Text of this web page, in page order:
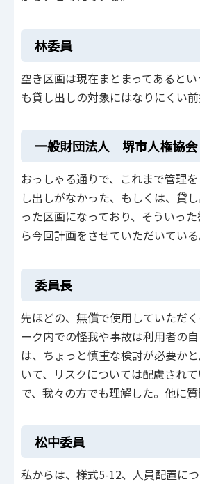
林委員
空き区画は現在まとまってあると
も貸し出しの対象にはなりにくい前
一般財団法人 堺市人権協会
おっしゃる通りで、これまで管理
し出しがなかった、もしくは、貸
った区画になっており、そういっ
ら今回計画をさせていただいている
委員長
先ほどの、無償で使用していただ
ーク内での怪我や事故は利用者の
は、ちょっと慎重な検討が必要か
いて、リスクについては配慮され
で、我々の方でも理解した。他に質
松中委員
私からは、様式5-12、人員配置につ